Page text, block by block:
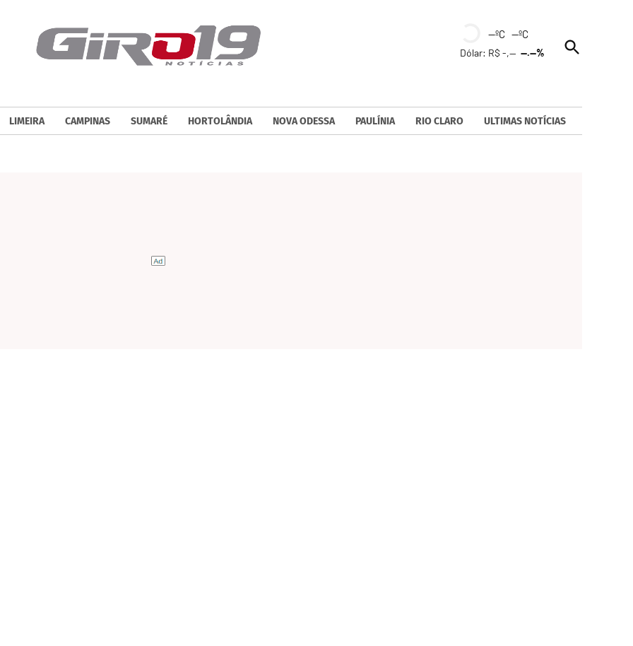
--ºC --ºC
Dólar: R$ -,----.--%
Open
Search
LIMEIRA CAMPINAS SUMARÉ HORTOLÂNDIA NOVA ODESSA PAULÍNIA RIO CLARO ULTIMAS NOTÍCIAS